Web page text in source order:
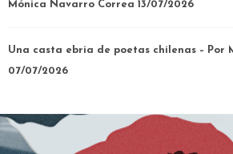
Mónica Navarro Correa 13/07/2026
Una casta ebria de poetas chilenas – Por
07/07/2026